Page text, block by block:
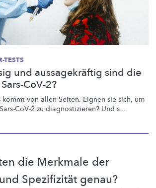
TESTS
und aussagekräftig sind die
CoV-2?
kommt von allen Seiten. Eignen sie sich, um
CoV-2 zu diagnostizieren? Und s...
die Merkmale der
Spezifizität genau?